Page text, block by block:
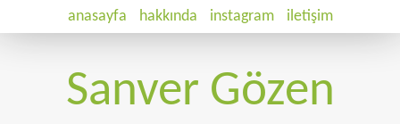
anasayfa hakkında instagram iletişim
Sanver Gözen